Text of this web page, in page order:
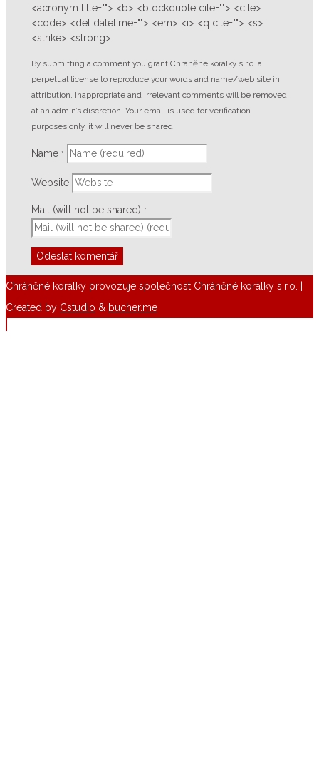
<acronym title=""> <b> <blockquote cite=""> <cite>
<code> <del datetime=""> <em> <i> <q cite=""> <s>
<strike> <strong>
By submitting a comment you grant Chráněné korálky s.r.o. a
perpetual license to reproduce your words and name/web site in
attribution. Inappropriate and irrelevant comments will be removed
at an admin’s discretion. Your email is used for verification
purposes only, it will never be shared.
Name *
Website
Mail (will not be shared) *
Chráněné korálky provozuje společnost Chráněné korálky s.r.o. |
Created by Cstudio & bucher.me